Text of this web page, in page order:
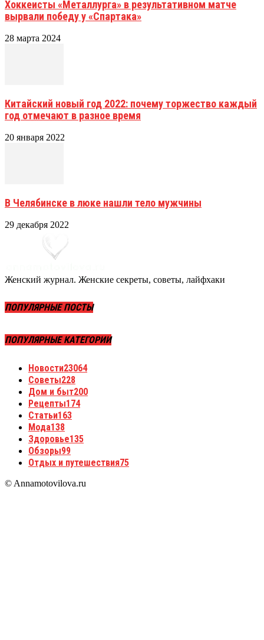
Хоккеисты «Металлурга» в результативном матче
вырвали победу у «Спартака»
28 марта 2024
Китайский новый год 2022: почему торжество каждый
год отмечают в разное время
20 января 2022
В Челябинске в люке нашли тело мужчины
29 декабря 2022
Женский журнал. Женские секреты, советы, лайфхаки
ПОПУЛЯРНЫЕ ПОСТЫ
ПОПУЛЯРНЫЕ КАТЕГОРИИ
Новости23064
Советы228
Дом и быт200
Рецепты174
Статьи163
Мода138
Здоровье135
Обзоры99
Отдых и путешествия75
© Annamotovilova.ru